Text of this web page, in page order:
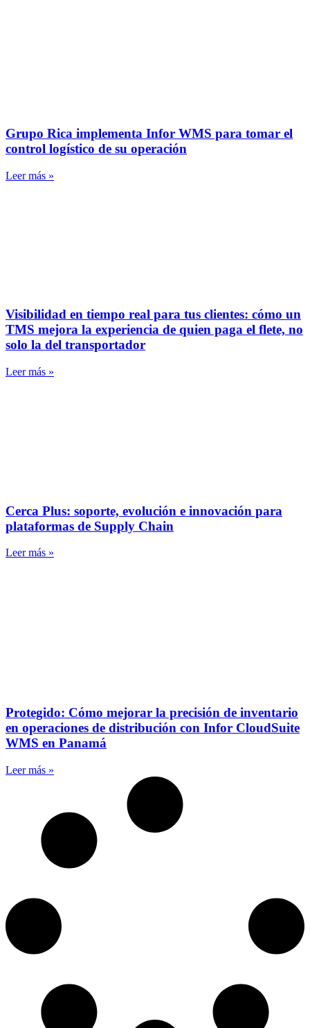
Grupo Rica implementa Infor WMS para tomar el
control logístico de su operación
Leer más »
Visibilidad en tiempo real para tus clientes: cómo un
TMS mejora la experiencia de quien paga el flete, no
solo la del transportador
Leer más »
Cerca Plus: soporte, evolución e innovación para
plataformas de Supply Chain
Leer más »
Protegido: Cómo mejorar la precisión de inventario
en operaciones de distribución con Infor CloudSuite
WMS en Panamá
Leer más »